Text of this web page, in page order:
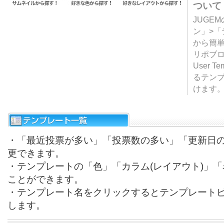
ついて
JUGEM
ン」>
から簡
リポブ
User
るテン
けます
・「最近投票が多い」「投票数の多い」「更新日
更できます。
・テンプレートの「色」「カラム(レイアウト)」
ことができます。
・テンプレート名をクリックするとテンプレート
します。